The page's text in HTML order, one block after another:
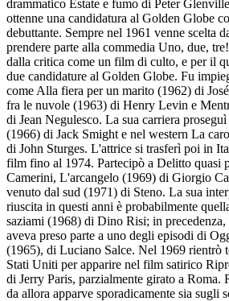
drammatico Estate e fumo di Peter
ottenne una candidatura al Golden Globe
debuttante. Sempre nel 1961 venne scelta
prendere parte alla commedia Uno, due,
dalla critica come un film di culto, e per il
due candidature al Golden Globe. Fu
come Alla fiera per un marito (1962) di
fra le nuvole (1963) di Henry Levin e
di Jean Negulesco. La sua carriera
(1966) di Jack Smight e nel western La
di John Sturges. L'attrice si trasferì poi in
film fino al 1974. Partecipò a Delitto quasi
Camerini, L'arcangelo (1969) di Giorgio
venuto dal sud (1971) di Steno. La sua
riuscita in questi anni è probabilmente
saziami (1968) di Dino Risi; in precedenza,
aveva preso parte a uno degli episodi di
(1965), di Luciano Salce. Nel 1969 rientrò
Stati Uniti per apparire nel film satirico
di Jerry Paris, parzialmente girato a Roma.
da allora apparve sporadicamente sia sugli